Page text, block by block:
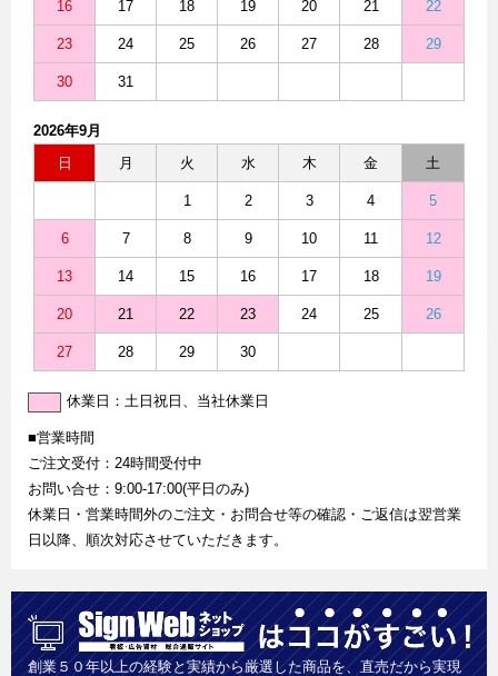
16 17 18 19 20 21 22
23 24 25 26 27 28 29
30 31
2026年9月
日
月 火 水 木 金 土
1 2 3 4 5
6 7 8 9 10 11 12
13 14 15 16 17 18 19
20 21 22 23 24 25 26
27 28 29 30
休業日：土日祝日、当社休業日
■営業時間
ご注文受付：24時間受付中
お問い合せ：9:00-17:00(平日のみ)
休業日・営業時間外のご注文・お問合せ等の確認・ご返信は翌営業
日以降、順次対応させていただきます。
創業５０年以上の経験と実績から厳選した商品を、直売だから実現